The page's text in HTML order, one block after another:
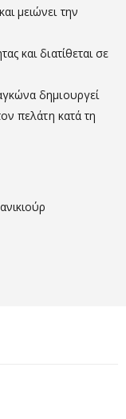
μειώνει την
και διατίθεται σε
δημιουργεί
πελάτη κατά τη